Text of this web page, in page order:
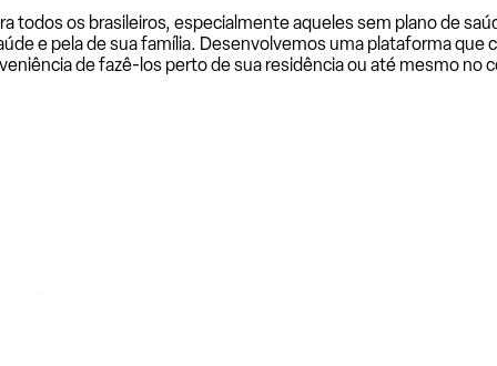
todos os brasileiros, especialmente aqueles sem plano de
e pela de sua família. Desenvolvemos uma plataforma que
de fazê-los perto de sua residência ou até mesmo no